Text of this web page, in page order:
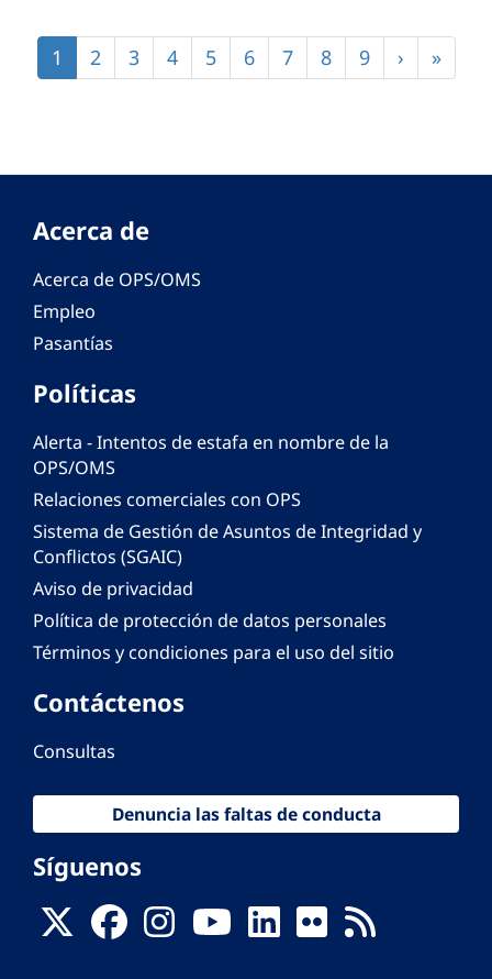
Página
actual
1 Página
2 Página
3 Página
4 Página
5 Página
6 Página
7 Página
8 Página
9
Siguiente
página
› »
Acerca de
Acerca de OPS/OMS
Empleo
Pasantías
Políticas
Alerta - Intentos de estafa en nombre de la
OPS/OMS
Relaciones comerciales con OPS
Sistema de Gestión de Asuntos de Integridad y
Conflictos (SGAIC)
Aviso de privacidad
Política de protección de datos personales
Términos y condiciones para el uso del sitio
Contáctenos
Consultas
Denuncia las faltas de conducta
Síguenos